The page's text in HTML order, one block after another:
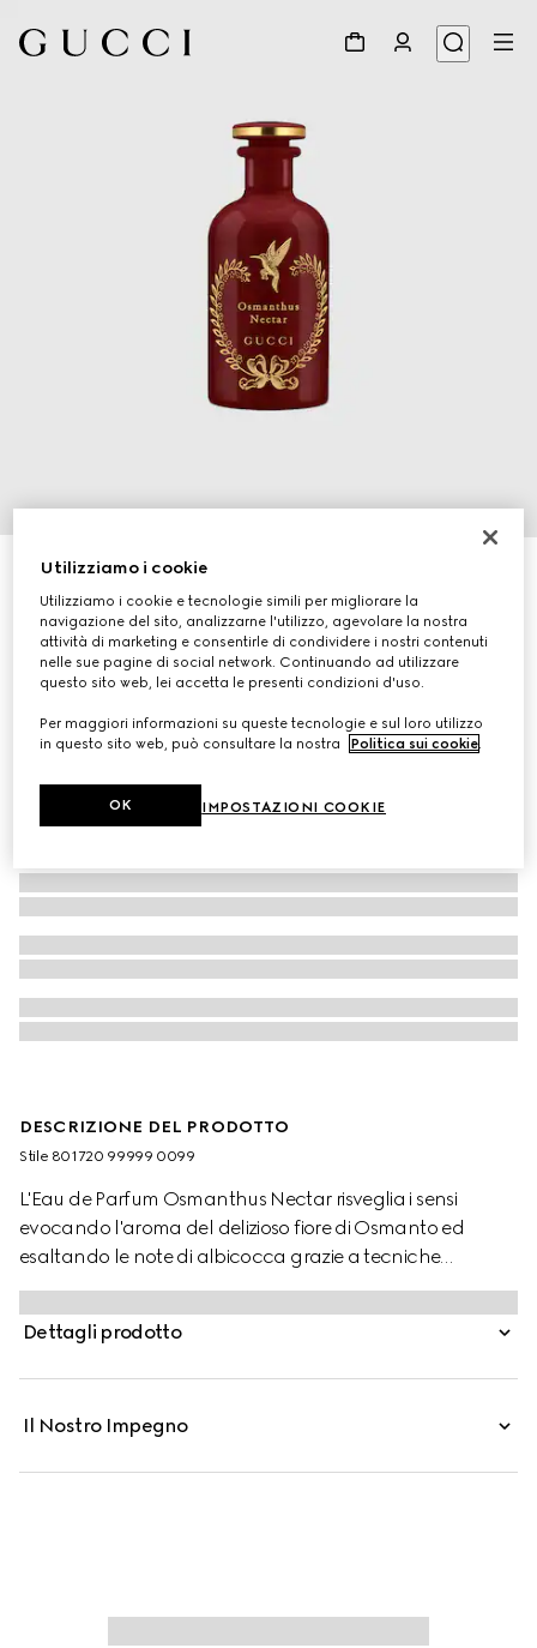
The Alchemist's Garden, Osmanthus Nectar, 100ml, Eau
De Parfum
€ 345
DESCRIZIONE DEL PRODOTTO
Stile ‎801720 99999 0099
L'Eau de Parfum Osmanthus Nectar risveglia i sensi
evocando l'aroma del delizioso fiore di Osmanto ed
esaltando le note di albicocca grazie a tecniche
innovative. Questa delicata nota floreale è arricchita
dall'Olio Essenziale di Sandalo, creando una base
cremosa e legnosa con un tocco secco speziato che
Dettagli prodotto
Il Nostro Impegno
Utilizziamo i cookie
Utilizziamo i cookie e tecnologie simili per migliorare la
navigazione del sito, analizzarne l'utilizzo, agevolare la nostra
attività di marketing e consentirle di condividere i nostri contenuti
nelle sue pagine di social network. Continuando ad utilizzare
questo sito web, lei accetta le presenti condizioni d'uso.
Per maggiori informazioni su queste tecnologie e sul loro utilizzo
in questo sito web, può consultare la nostra
Politica sui cookie.
IMPOSTAZIONI COOKIE
OK